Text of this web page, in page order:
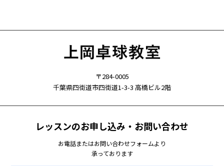
〒284-0005
千葉県四街道市四街道1-3-3 高橋ビル2階
レッスンのお申し込み・お問い合わせ
お電話またはお問い合わせフォームより
承っております